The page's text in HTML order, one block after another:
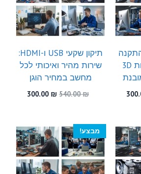
והגדרה של תוכנות 3D
300.00 ₪.
תיקון שקעי USB ו-HDMI:
שירות מהיר ואיכותי לכל
מחשב במחיר הוגן
540.00₪
המחיר
300.00 ₪
המחיר
מבצע!